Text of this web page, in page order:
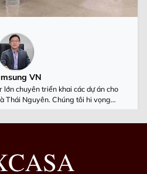
VN
chuyên triển khai các dự án cho
Thái Nguyên. Chúng tôi hi vọng